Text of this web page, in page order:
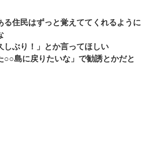
る住民はずっと覚えててくれるように
しぶり！」とか言ってほしい
○○島に戻りたいな」で勧誘とかだと